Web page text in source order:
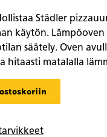
Städler
käytön.
säätely. Oven
hitaasti matalalla